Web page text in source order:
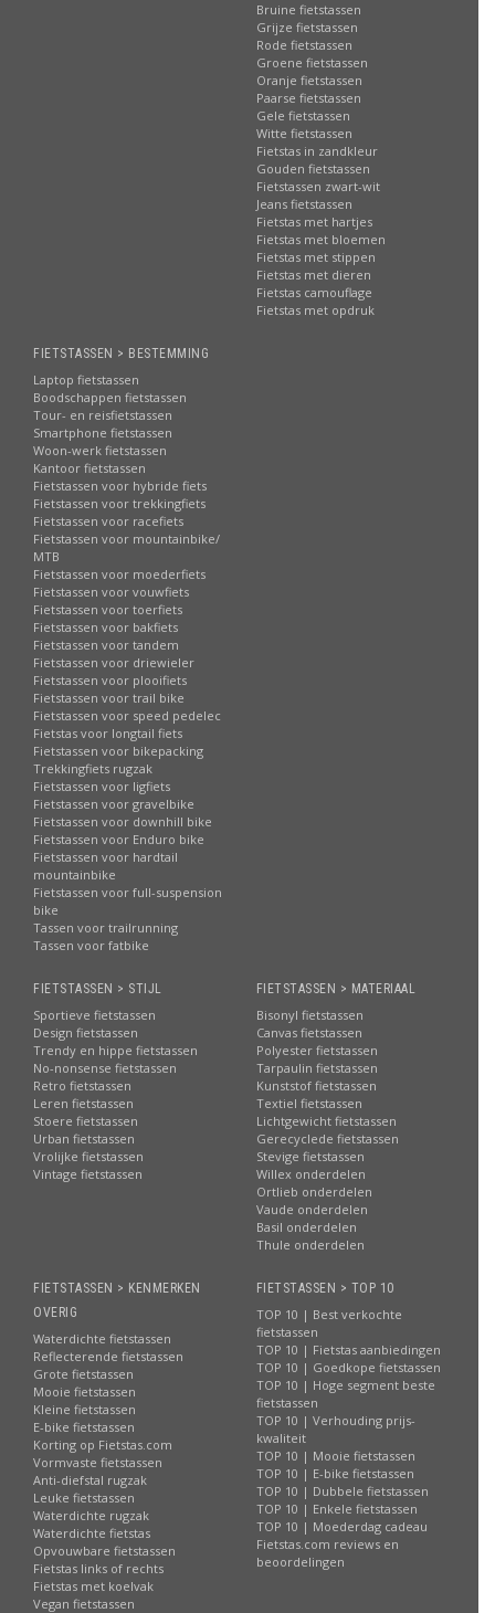
Bruine fietstassen
Grijze fietstassen
Rode fietstassen
Groene fietstassen
Oranje fietstassen
Paarse fietstassen
Gele fietstassen
Witte fietstassen
Fietstas in zandkleur
Gouden fietstassen
Fietstassen zwart-wit
Jeans fietstassen
Fietstas met hartjes
Fietstas met bloemen
Fietstas met stippen
Fietstas met dieren
Fietstas camouflage
Fietstas met opdruk
FIETSTASSEN > BESTEMMING
Laptop fietstassen
Boodschappen fietstassen
Tour- en reisfietstassen
Smartphone fietstassen
Woon-werk fietstassen
Kantoor fietstassen
Fietstassen voor hybride fiets
Fietstassen voor trekkingfiets
Fietstassen voor racefiets
Fietstassen voor mountainbike/
MTB
Fietstassen voor moederfiets
Fietstassen voor vouwfiets
Fietstassen voor toerfiets
Fietstassen voor bakfiets
Fietstassen voor tandem
Fietstassen voor driewieler
Fietstassen voor plooifiets
Fietstassen voor trail bike
Fietstassen voor speed pedelec
Fietstas voor longtail fiets
Fietstassen voor bikepacking
Trekkingfiets rugzak
Fietstassen voor ligfiets
Fietstassen voor gravelbike
Fietstassen voor downhill bike
Fietstassen voor Enduro bike
Fietstassen voor hardtail
mountainbike
Fietstassen voor full-suspension
bike
Tassen voor trailrunning
Tassen voor fatbike
FIETSTASSEN > STIJL
Sportieve fietstassen
Design fietstassen
Trendy en hippe fietstassen
No-nonsense fietstassen
Retro fietstassen
Leren fietstassen
Stoere fietstassen
Urban fietstassen
Vrolijke fietstassen
Vintage fietstassen
FIETSTASSEN > MATERIAAL
Bisonyl fietstassen
Canvas fietstassen
Polyester fietstassen
Tarpaulin fietstassen
Kunststof fietstassen
Textiel fietstassen
Lichtgewicht fietstassen
Gerecyclede fietstassen
Stevige fietstassen
Willex onderdelen
Ortlieb onderdelen
Vaude onderdelen
Basil onderdelen
Thule onderdelen
FIETSTASSEN > KENMERKEN
OVERIG
Waterdichte fietstassen
Reflecterende fietstassen
Grote fietstassen
Mooie fietstassen
Kleine fietstassen
E-bike fietstassen
Korting op Fietstas.com
Vormvaste fietstassen
Anti-diefstal rugzak
Leuke fietstassen
Waterdichte rugzak
Waterdichte fietstas
Opvouwbare fietstassen
Fietstas links of rechts
Fietstas met koelvak
Vegan fietstassen
FIETSTASSEN > TOP 10
TOP 10 | Best verkochte
fietstassen
TOP 10 | Fietstas aanbiedingen
TOP 10 | Goedkope fietstassen
TOP 10 | Hoge segment beste
fietstassen
TOP 10 | Verhouding prijs-
kwaliteit
TOP 10 | Mooie fietstassen
TOP 10 | E-bike fietstassen
TOP 10 | Dubbele fietstassen
TOP 10 | Enkele fietstassen
TOP 10 | Moederdag cadeau
Fietstas.com reviews en
beoordelingen